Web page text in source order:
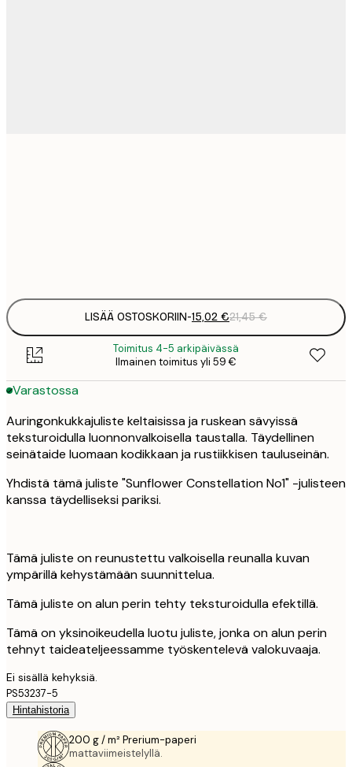
LISÄÄ OSTOSKORIIN-15,02 €21,45 €
Toimitus 4-5 arkipäivässä
Ilmainen toimitus yli 59 €
Varastossa
Auringonkukkajuliste keltaisissa ja ruskean sävyissä
teksturoidulla luonnonvalkoisella taustalla. Täydellinen
seinätaide luomaan kodikkaan ja rustiikkisen tauluseinän.
Yhdistä tämä juliste "Sunflower Constellation No1" -julisteen
kanssa täydelliseksi pariksi.
Tämä juliste on reunustettu valkoisella reunalla kuvan
ympärillä kehystämään suunnittelua.
Tämä juliste on alun perin tehty teksturoidulla efektillä.
Tämä on yksinoikeudella luotu juliste, jonka on alun perin
tehnyt taideateljeessamme työskentelevä valokuvaaja.
Ei sisällä kehyksiä.
PS53237-5
Hintahistoria
200 g / m² Prerium-paperi
mattaviimeistelyllä.